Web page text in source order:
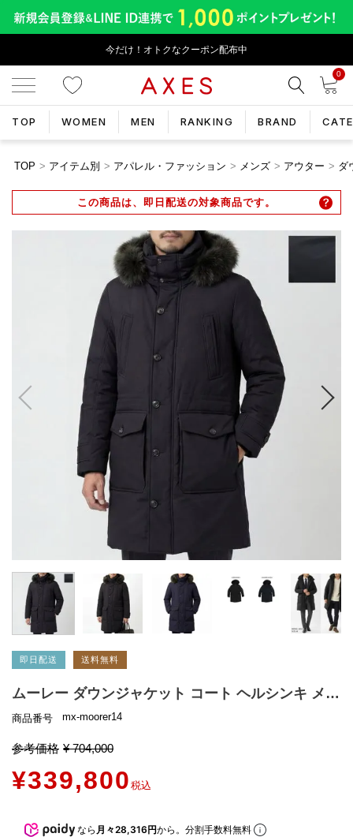
今だけ！オトクなクーポン配布中
0
TOP WOMEN MEN RANKING BRAND
TOP アイテム別 アパレル・ファッション メンズ アウター ダ
この商品は、即日配送の対象商品です。
即日配送 送料無料
ムーレー ダウンジャケット コート ヘルシンキ メンズ MOORER MOUPA100019 ADS HELSINKY ADS パーカー ACQUA
商品番号 mx-moorer14
参考価格 ¥ 704,000
¥339,800 税込
なら 月々28,316円から。分割手数料無料